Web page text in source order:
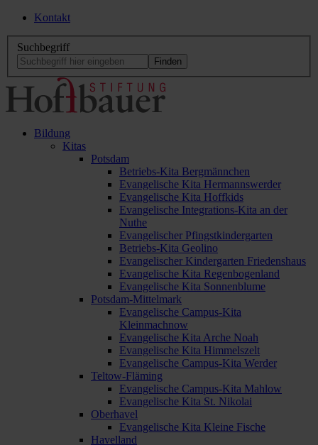
Kontakt
Suchbegriff
Bildung
Kitas
Potsdam
Betriebs-Kita Bergmännchen
Evangelische Kita Hermannswerder
Evangelische Kita Hoffkids
Evangelische Integrations-Kita an der
Nuthe
Evangelischer Pfingstkindergarten
Betriebs-Kita Geolino
Evangelischer Kindergarten Friedenshaus
Evangelische Kita Regenbogenland
Evangelische Kita Sonnenblume
Potsdam-Mittelmark
Evangelische Campus-Kita
Kleinmachnow
Evangelische Kita Arche Noah
Evangelische Kita Himmelszelt
Evangelische Campus-Kita Werder
Teltow-Fläming
Evangelische Campus-Kita Mahlow
Evangelische Kita St. Nikolai
Oberhavel
Evangelische Kita Kleine Fische
Havelland